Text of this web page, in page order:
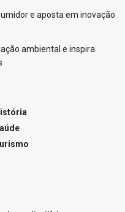
e aposta em inovação
ambiental e inspira